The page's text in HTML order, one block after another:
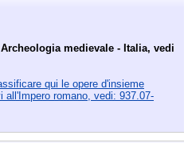
medievale - Italia, vedi
qui le opere d'insieme
romano, vedi: 937.07-